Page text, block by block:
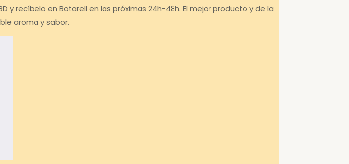
y recíbelo en Botarell en las próximas 24h-48h. El mejor producto y de la
aroma y sabor.